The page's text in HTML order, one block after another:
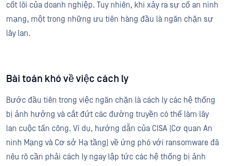
cốt lõi của doanh nghiệp. Tuy nhiên, khi xảy ra sự cố an ninh
mạng, một trong những ưu tiên hàng đầu là ngăn chặn sự
lây lan.
Bài toán khó về việc cách ly
Bước đầu tiên trong việc ngăn chặn là cách ly các hệ thống
bị ảnh hưởng và cắt đứt các đường truyền có thể làm lây
lan cuộc tấn công. Ví dụ, hướng dẫn của CISA (Cơ quan An
ninh Mạng và Cơ sở Hạ tầng) về ứng phó với ransomware đã
nêu rõ cần phải cách ly ngay lập tức các hệ thống bị ảnh